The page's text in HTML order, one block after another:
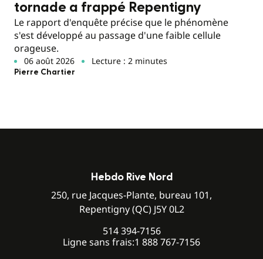
tornade a frappé Repentigny
Le rapport d'enquête précise que le phénomène
s'est développé au passage d'une faible cellule
orageuse.
06 août 2026 Lecture : 2 minutes
Pierre Chartier
Hebdo Rive Nord
250, rue Jacques-Plante, bureau 101,
Repentigny (QC) J5Y 0L2
514 394-7156
Ligne sans frais:1 888 767-7156